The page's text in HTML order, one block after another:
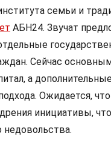
семьи и
АБН24. Звучат
Сейчас
а
Ожидается,
инициативы,